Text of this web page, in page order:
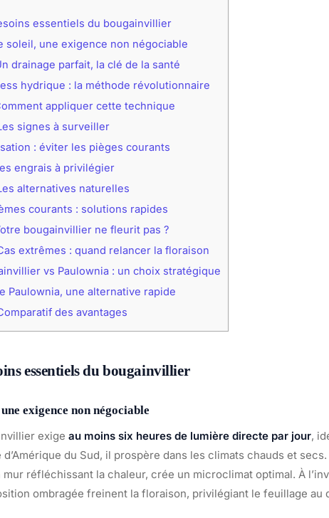
essentiels du bougainvillier
soleil, une exigence non négociable
drainage parfait, la clé de la santé
hydrique : la méthode révolutionnaire
appliquer cette technique
signes à surveiller
: éviter les pièges courants
engrais à privilégier
alternatives naturelles
courants : solutions rapides
bougainvillier ne fleurit pas ?
extrêmes : quand relancer la floraison
vs Paulownia : un choix stratégique
Paulownia, une alternative rapide
des avantages
essentiels du bougainvillier
exigence non négociable
exige au moins six heures de lumière directe par jour,
d’Amérique du Sud, il prospère dans les climats chauds et
réfléchissant la chaleur, crée un microclimat optimal. À
ombragée freinent la floraison, privilégiant le feuillage au